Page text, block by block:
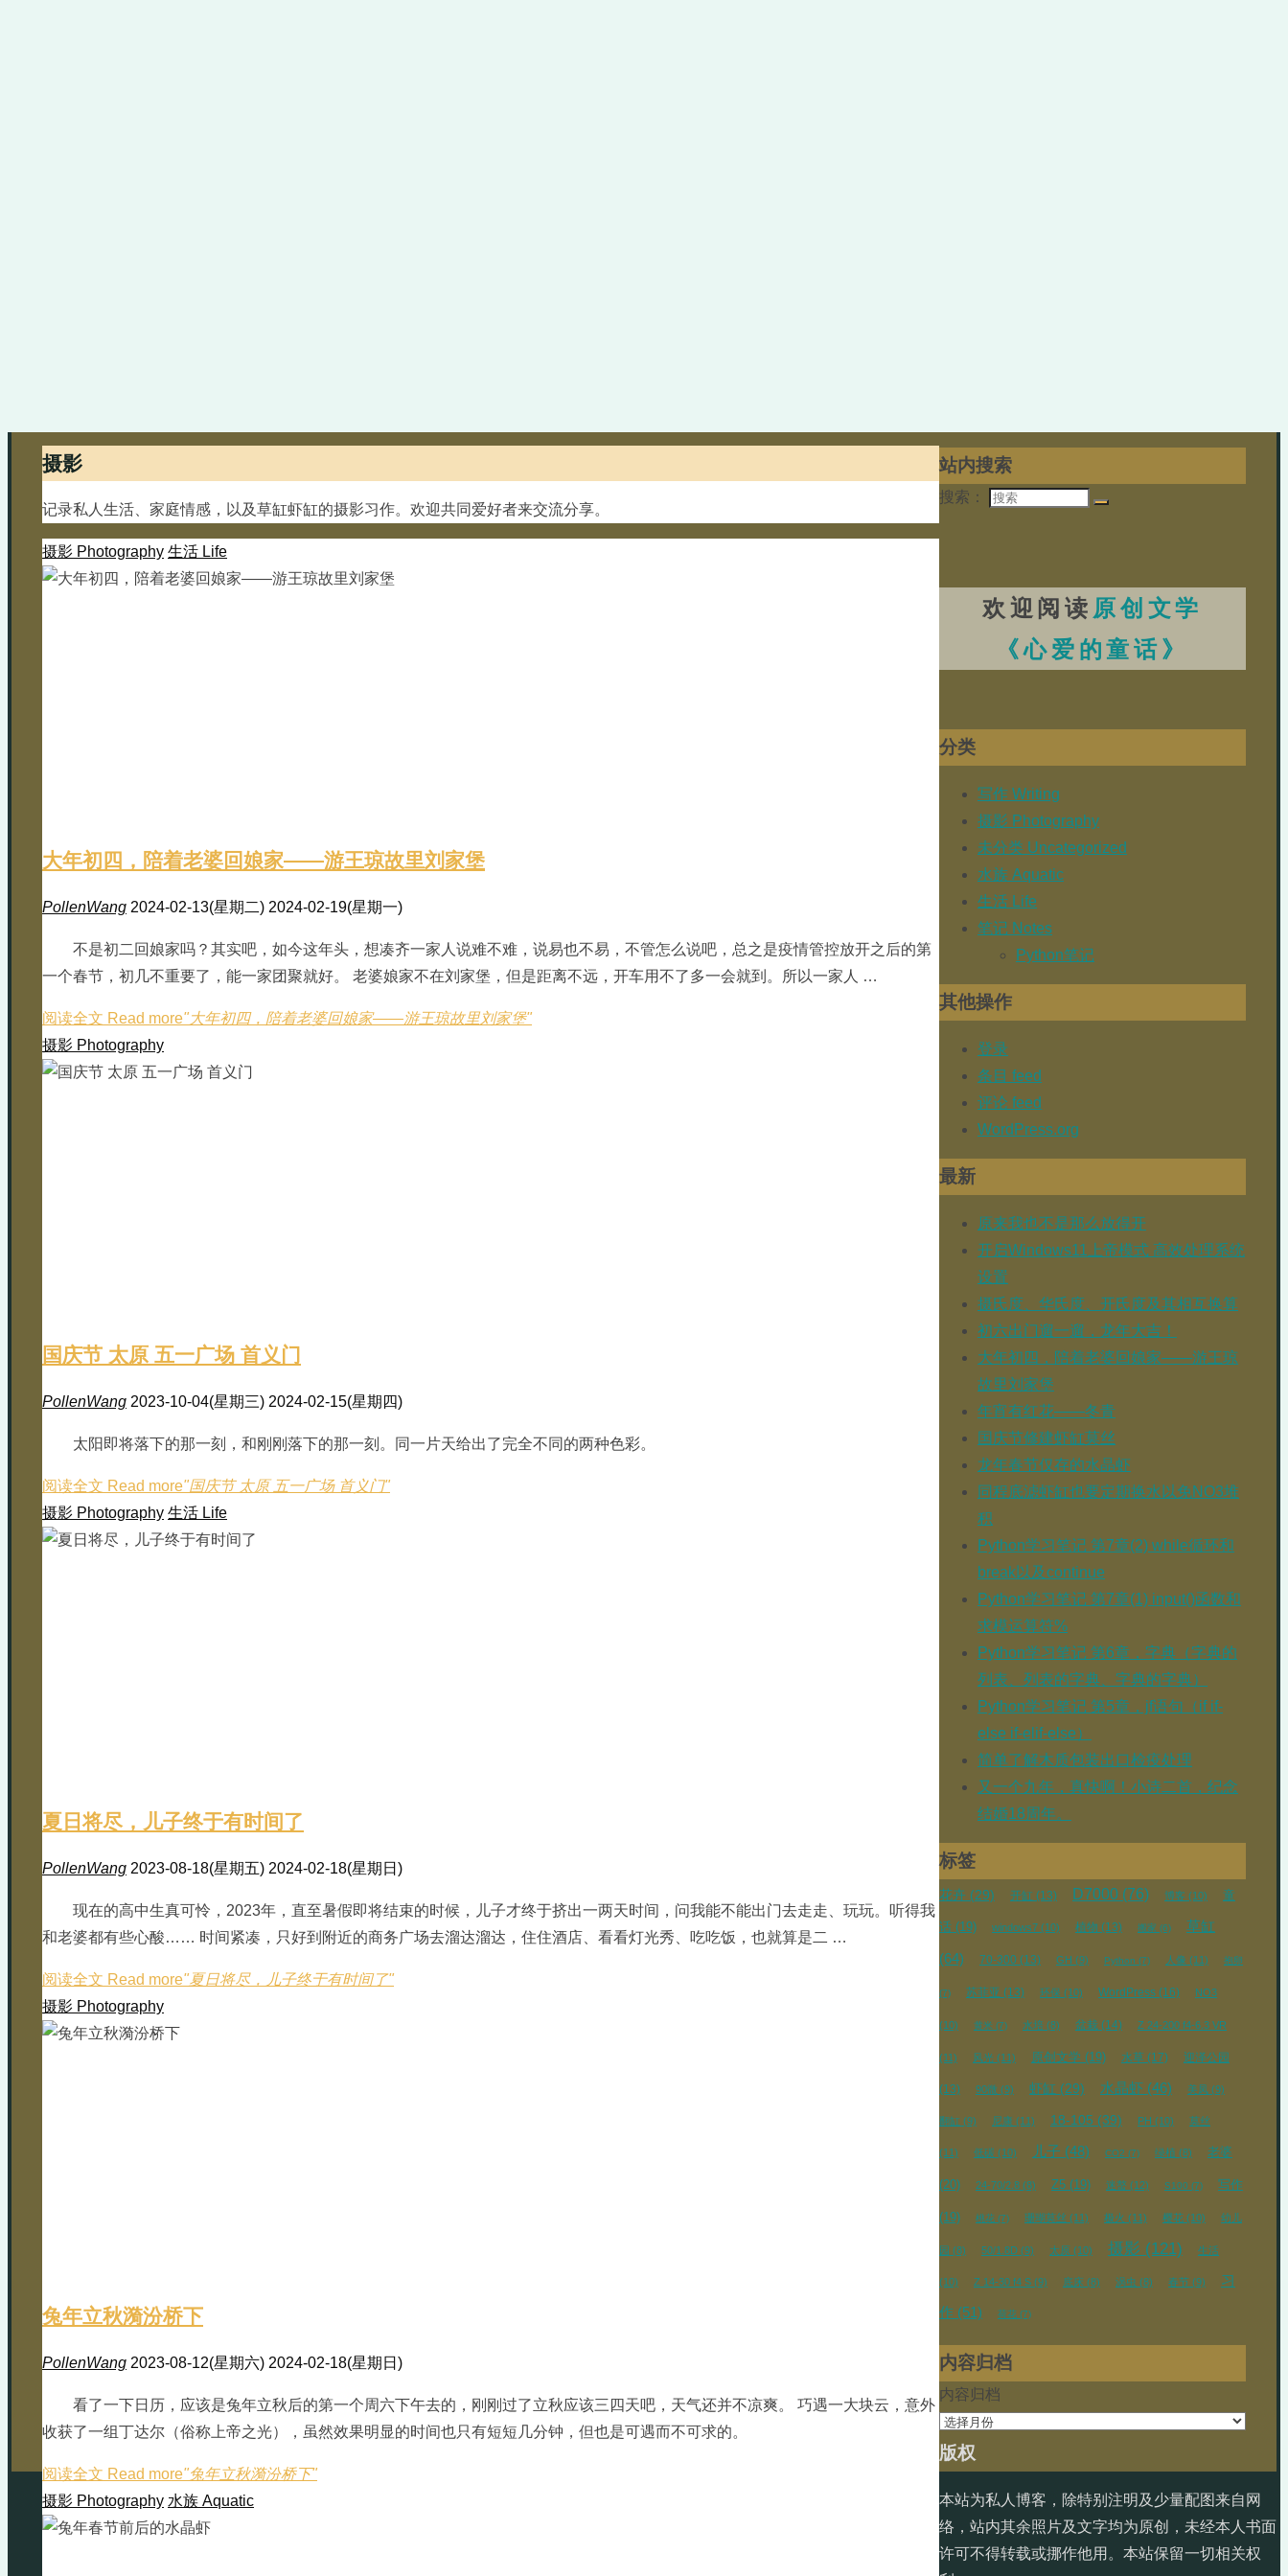
摄影
记录私人生活、家庭情感，以及草缸虾缸的摄影习作。欢迎共同爱好者来交流分享。
摄影 Photography 生活 Life
大年初四，陪着老婆回娘家——游王琼故里刘家堡
PollenWang 2024-02-13(星期二) 2024-02-19(星期一)
不是初二回娘家吗？其实吧，如今这年头，想凑齐一家人说难不难，说易也不易，不管怎么说吧，总之是疫情管控放开之后的第
一个春节，初几不重要了，能一家团聚就好。 老婆娘家不在刘家堡，但是距离不远，开车用不了多一会就到。所以一家人 …
阅读全文 Read more"大年初四，陪着老婆回娘家——游王琼故里刘家堡"
摄影 Photography
国庆节 太原 五一广场 首义门
PollenWang 2023-10-04(星期三) 2024-02-15(星期四)
太阳即将落下的那一刻，和刚刚落下的那一刻。同一片天给出了完全不同的两种色彩。
阅读全文 Read more"国庆节 太原 五一广场 首义门"
摄影 Photography 生活 Life
夏日将尽，儿子终于有时间了
PollenWang 2023-08-18(星期五) 2024-02-18(星期日)
现在的高中生真可怜，2023年，直至暑假即将结束的时候，儿子才终于挤出一两天时间，问我能不能出门去走走、玩玩。听得我
和老婆都有些心酸…… 时间紧凑，只好到附近的商务广场去溜达溜达，住住酒店、看看灯光秀、吃吃饭，也就算是二 …
阅读全文 Read more"夏日将尽，儿子终于有时间了"
摄影 Photography
兔年立秋漪汾桥下
PollenWang 2023-08-12(星期六) 2024-02-18(星期日)
看了一下日历，应该是兔年立秋后的第一个周六下午去的，刚刚过了立秋应该三四天吧，天气还并不凉爽。 巧遇一大块云，意外
收获了一组丁达尔（俗称上帝之光），虽然效果明显的时间也只有短短几分钟，但也是可遇而不可求的。
阅读全文 Read more"兔年立秋漪汾桥下"
摄影 Photography 水族 Aquatic
站内搜索
搜索：
欢迎阅读 原创文学
《心爱的童话》
分类
写作 Writing
摄影 Photography
未分类 Uncategorized
水族 Aquatic
生活 Life
笔记 Notes
Python笔记
其他操作
登录
条目 feed
评论 feed
WordPress.org
最新
原来我也不是那么放得开
开启Windows11上帝模式 高效处理系统
设置
摄氏度、华氏度、开氏度及其相互换算
初六出门遛一遛，龙年大吉！
大年初四，陪着老婆回娘家——游王琼
故里刘家堡
年宵有红花——冬青
国庆节修建虾缸莫丝
龙年春节仅存的水晶虾
同程底滤虾缸也要定期换水以免NO3堆
积
Python学习笔记 第7章(2) while循环和
break以及continue
Python学习笔记 第7章(1) input()函数和
求模运算符%
Python学习笔记 第6章，字典（字典的
列表、列表的字典、字典的字典）
Python学习笔记 第5章，jf语句（if if-
else if-elif-else）
简单了解木质包装出口检疫处理
又一个九年，真快啊！小诗二首，纪念
结婚18周年。
标签
花卉 (29) 开缸 (13) D7000 (76) 博客 (10) 童
话 (19) windows7 (10) 植物 (13) 搬家 (6)
草缸
(64)
70-300 (13) GH (9) Python (7) 人像 (11) 抱卵
(7) 苏菲亚 (13) 环保 (10) WordPress (16) NO3
(10) 黄米 (7) 水培 (8) 盆栽 (14) Z 24-200 f4-6.3 VR
(11) 风光 (11) 原创文学 (19) 水草 (17) 迎泽公园
(13) 90微 (9) 虾缸 (29) 水晶虾 (46) 美凤 (9)
翻缸 (9) 尼康 (11) 18-105 (39) PH (10) 莫丝
(11) 低碳 (10) 儿子 (48) CO2 (7) 绿植 (8) 老婆
(20) 24-70/2.8 (8) Z5 (19) 迷螯 (12) S100 (7) 写作
(19) 桃花 (7) 珊瑚莫丝 (11) 极火 (11) 樱花 (10) 幼儿
园 (8) 50/1.8D (9) 太原 (10) 摄影 (121) 生活
(10) Z 14-30 f4 S (9) 底床 (8) 涡虫 (8) 春节 (9) 习
作 (51) 荷花 (7)
内容归档
内容归档
版权
本站为私人博客，除特别注明及少量配图来自网
络，站内其余照片及文字均为原创，未经本人书面
许可不得转载或挪作他用。本站保留一切相关权